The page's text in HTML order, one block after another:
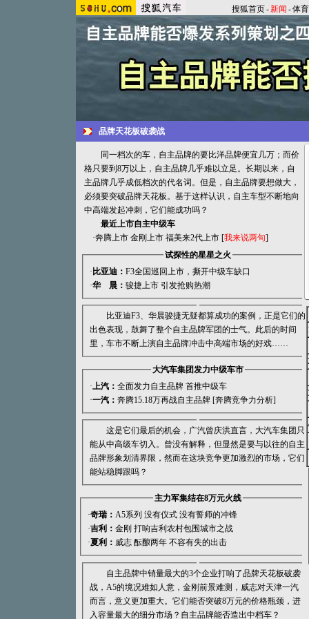
搜狐首页-新闻 -体育
品牌天花板破袭战
同一档次的车，自主品牌的要比洋品牌便宜几万；而价
格只要到8万以上，自主品牌几乎难以立足。长期以来，自
主品牌几乎成低档次的代名词。但是，自主品牌要想做大，
必须要突破品牌天花板。基于这样认识，自主车型不断地向
中高端发起冲刺，它们能成功吗？
最近上市自主中级车
·奔腾上市 金刚上市 福美来2代上市 [我来说两句]
试探性的星星之火
· 比亚迪： F3全国巡回上市，撕开中级车缺口
·华 晨： 骏捷上市 引发抢购热潮
比亚迪F3、华晨骏捷无疑都算成功的案例，正是它们的
出色表现，鼓舞了整个自主品牌军团的士气。此后的时间
里，车市不断上演自主品牌冲击中高端市场的好戏……
大汽车集团发力中级车市
·上汽： 全面发力自主品牌 首推中级车
·一汽： 奔腾15.18万再战自主品牌 [奔腾竞争力分析]
这是它们最后的机会，广汽曾庆洪直言，大汽车集团只
能从中高级车切入。曾没有解释，但显然是要与以往的自主
品牌形象划清界限，然而在这块竞争更加激烈的市场，它们
能站稳脚跟吗？
主力军集结在8万元火线
·奇瑞： A5系列 没有仪式 没有誓师的冲锋
·吉利： 金刚 打响吉利农村包围城市之战
·夏利： 威志 酝酿两年 不容有失的出击
自主品牌中销量最大的3个企业打响了品牌天花板破袭
战，A5的境况难如人意，金刚前景难测，威志对天津一汽
而言，意义更加重大。它们能否突破8万元的价格瓶颈，进
入容量最大的细分市场？自主品牌能否造出中档车？